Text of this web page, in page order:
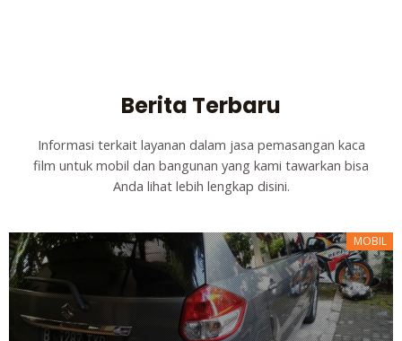
Berita Terbaru
Informasi terkait layanan dalam jasa pemasangan kaca
film untuk mobil dan bangunan yang kami tawarkan bisa
Anda lihat lebih lengkap disini.
MOBIL